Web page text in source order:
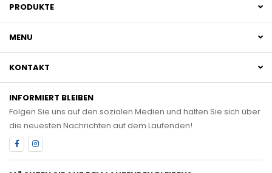
PRODUKTE
MENU
KONTAKT
INFORMIERT BLEIBEN
Folgen Sie uns auf den sozialen Medien und halten Sie sich über
die neuesten Nachrichten auf dem Laufenden!